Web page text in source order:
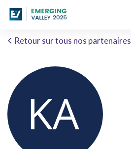
Retour sur tous nos partenaires